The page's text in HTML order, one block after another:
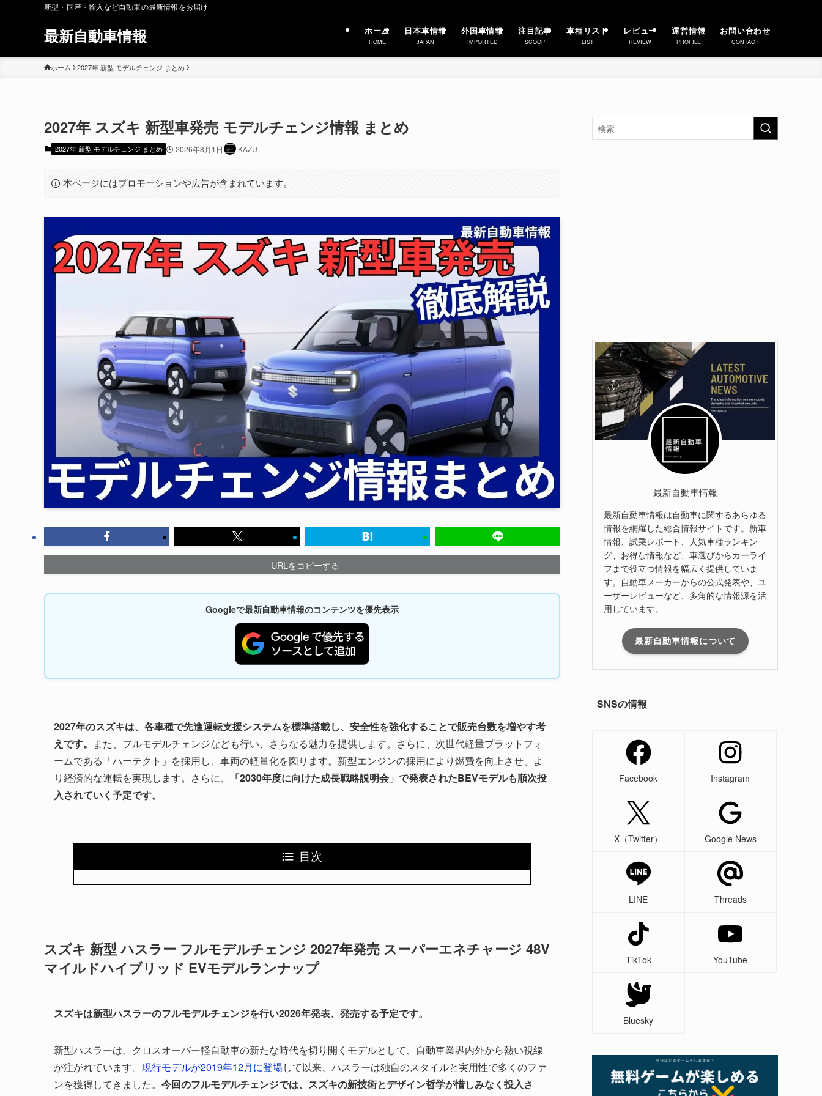
新型・国産・輸入など自動車の最新情報をお届け
最新自動車情報 ホーム
HOME
日本車情報
JAPAN
外国車情報
IMPORTED
注目記事
SCOOP
車種リスト
LIST
レビュー
REVIEW
運営情報
PROFILE
お問い合わせ
CONTACT
ホーム 2027年 新型 モデルチェンジ まとめ
2027年 スズキ 新型車発売 モデルチェンジ情報 まとめ
2027年 新型 モデルチェンジ まとめ 2026年8月1日 KAZU
本ページにはプロモーションや広告が含まれています。
URLをコピーする
Googleで最新自動車情報のコンテンツを優先表示
2027年のスズキは、各車種で先進運転支援システムを標準搭載し、安全性を強化することで販売台数を増やす考
えです。 また、フルモデルチェンジなども行い、さらなる魅力を提供します。さらに、次世代軽量プラットフォ
ームである「ハーテクト」を採用し、車両の軽量化を図ります。新型エンジンの採用により燃費を向上させ、よ
り経済的な運転を実現します。さらに、
「2030年度に向けた成長戦略説明会」で発表されたBEVモデルも順次投
入されていく予定です。
目次
スズキ 新型 ハスラー フルモデルチェンジ 2027年発売 スーパーエネチャージ 48V
マイルドハイブリッド EVモデルランナップ
スズキは新型ハスラーのフルモデルチェンジを行い2026年発表、発売する予定です。
新型ハスラーは、クロスオーバー軽自動車の新たな時代を切り開くモデルとして、自動車業界内外から熱い視線
が注がれています。 現行モデルが2019年12月に登場して以来、ハスラーは独自のスタイルと実用性で多くのファ
ンを獲得してきました。 今回のフルモデルチェンジでは、スズキの新技術とデザイン哲学が惜しみなく投入さ
最新自動車情報
最新自動車情報は自動車に関するあらゆる
情報を網羅した総合情報サイトです。新車
情報、試乗レポート、人気車種ランキン
グ、お得な情報など、車選びからカーライ
フまで役立つ情報を幅広く提供していま
す。自動車メーカーからの公式発表や、ユ
ーザーレビューなど、多角的な情報源を活
用しています。
最新自動車情報について
SNSの情報
Facebook Instagram
X（Twitter） Google News
LINE Threads
TikTok YouTube
Bluesky